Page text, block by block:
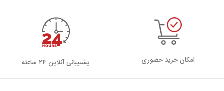
امکان خرید حضوری پشتیبانی آنلاین ۲۴ ساعته